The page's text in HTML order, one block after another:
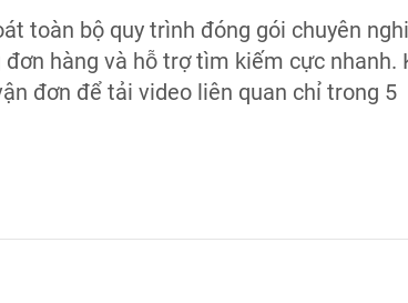
toàn bộ quy trình đóng gói chuyên
hàng và hỗ trợ tìm kiếm cực nhanh.
đơn để tải video liên quan chỉ trong 5